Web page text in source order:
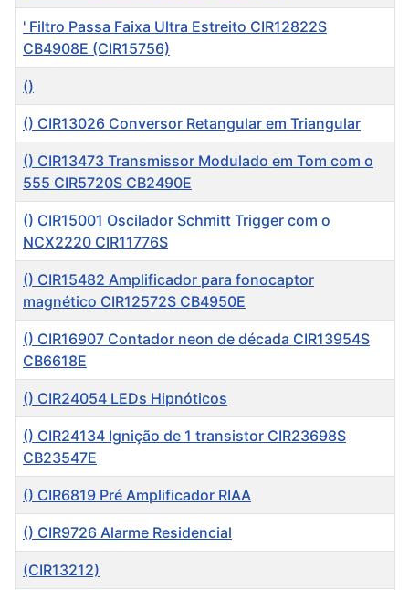
' Filtro Passa Faixa Ultra Estreito CIR12822S
CB4908E (CIR15756)
()
() CIR13026 Conversor Retangular em Triangular
() CIR13473 Transmissor Modulado em Tom com o
555 CIR5720S CB2490E
() CIR15001 Oscilador Schmitt Trigger com o
NCX2220 CIR11776S
() CIR15482 Amplificador para fonocaptor
magnético CIR12572S CB4950E
() CIR16907 Contador neon de década CIR13954S
CB6618E
() CIR24054 LEDs Hipnóticos
() CIR24134 Ignição de 1 transistor CIR23698S
CB23547E
() CIR6819 Pré Amplificador RIAA
() CIR9726 Alarme Residencial
(CIR13212)